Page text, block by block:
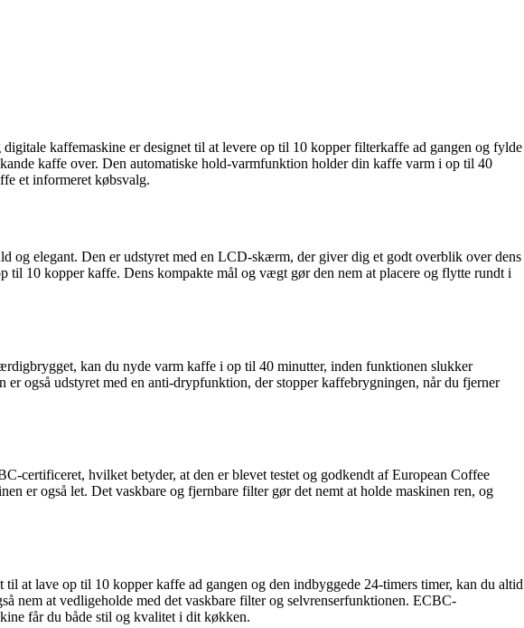
kaffemaskine er designet til at levere op til 10 kopper filterkaffe ad gangen og fylde
kaffe over. Den automatiske hold-varmfunktion holder din kaffe varm i op til 40
et informeret købsvalg.
og elegant. Den er udstyret med en LCD-skærm, der giver dig et godt overblik over dens
til 10 kopper kaffe. Dens kompakte mål og vægt gør den nem at placere og flytte rundt i
kan du nyde varm kaffe i op til 40 minutter, inden funktionen slukker
også udstyret med en anti-drypfunktion, der stopper kaffebrygningen, når du fjerner
certificeret, hvilket betyder, at den er blevet testet og godkendt af European Coffee
er også let. Det vaskbare og fjernbare filter gør det nemt at holde maskinen ren, og
at lave op til 10 kopper kaffe ad gangen og den indbyggede 24-timers timer, kan du altid
nem at vedligeholde med det vaskbare filter og selvrenserfunktionen. ECBC-
får du både stil og kvalitet i dit køkken.